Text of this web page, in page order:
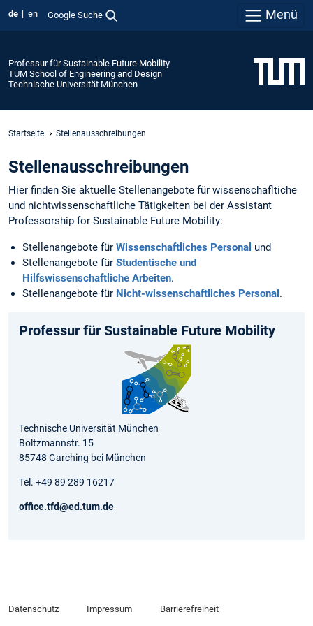
de en Google Suche Menü
Professur für Sustainable Future Mobility
TUM School of Engineering and Design
Technische Universität München
Startseite Stellenausschreibungen
Stellenausschreibungen
Hier finden Sie aktuelle Stellenangebote für wissenschafltiche
und nichtwissenschaftliche Tätigkeiten bei der Assistant
Professorship for Sustainable Future Mobility:
Stellenangebote für Wissenschaftliches Personal und
Stellenangebote für Studentische und
Hilfswissenschaftliche Arbeiten.
Stellenangebote für Nicht-wissenschaftliches Personal .
Professur für Sustainable Future Mobility
Technische Universität München
Boltzmannstr. 15
85748 Garching bei München
Tel. +49 89 289 16217
office.tfd@ed.tum.de
Datenschutz Impressum Barrierefreiheit